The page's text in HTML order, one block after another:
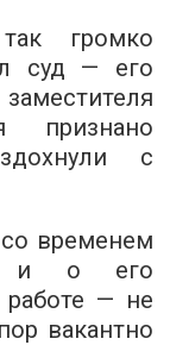
громко
суд — его
признано
с
временем
и о его
работе — не
вакантно